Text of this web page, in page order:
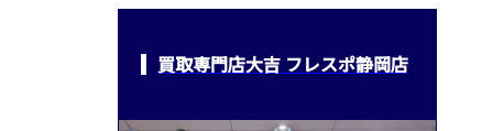
買取専門店大吉 フレスポ静岡店